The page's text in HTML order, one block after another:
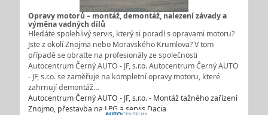
Opravy motorů – montáž, demontáž, nalezení závady a
výměna vadných dílů
Hledáte spolehlivý servis, který si poradí s opravami motoru?
Jste z okolí Znojma nebo Moravského Krumlova? V tom
případě se obraťte na profesionály ze společnosti
Autocentrum Černý AUTO - JF, s.r.o. Autocentrum Černý AUTO
- JF, s.r.o. se zaměřuje na kompletní opravy motoru, které
zahrnují demontáž…
Autocentrum Černý AUTO - JF, s.r.o. - Montáž tažného zařízení
Znojmo, přestavba na LPG a servis Dacia